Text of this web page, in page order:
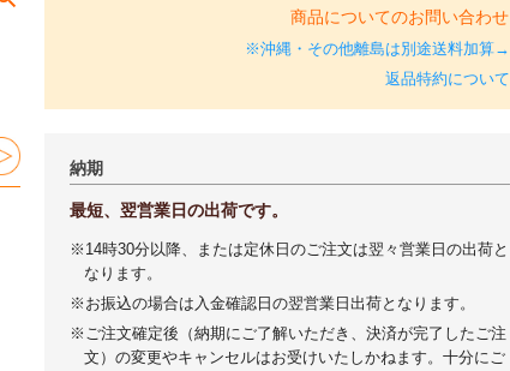
商品についてのお問い合わせ
※沖縄・その他離島は別途送料加算→
返品特約について
納期
最短、翌営業日の出荷です。
※14時30分以降、または定休日のご注文は翌々営業日の出荷と
なります。
※お振込の場合は入金確認日の翌営業日出荷となります。
※ご注文確定後（納期にご了解いただき、決済が完了したご注
文）の変更やキャンセルはお受けいたしかねます。十分にご